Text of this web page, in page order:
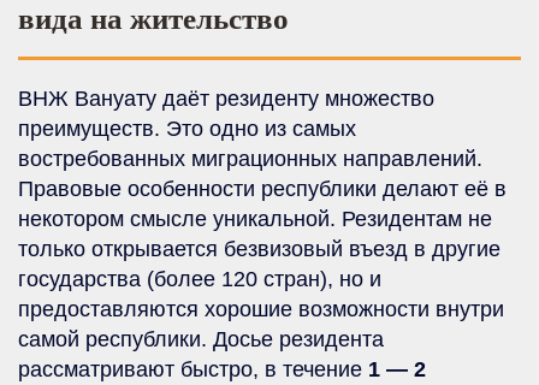
вида на жительство
ВНЖ Вануату даёт резиденту множество
преимуществ. Это одно из самых
востребованных миграционных направлений.
Правовые особенности республики делают её в
некотором смысле уникальной. Резидентам не
только открывается безвизовый въезд в другие
государства (более 120 стран), но и
предоставляются хорошие возможности внутри
самой республики. Досье резидента
рассматривают быстро, в течение 1 — 2